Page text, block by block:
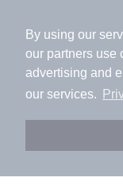
By using our
our partners use
advertising and
our services.
アプリに切
会員登録なし